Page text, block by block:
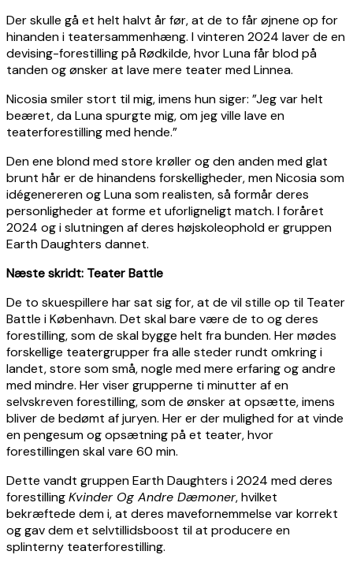
Der skulle gå et helt halvt år før, at de to får øjnene op for
hinanden i teatersammenhæng. I vinteren 2024 laver de en
devising-forestilling på Rødkilde, hvor Luna får blod på
tanden og ønsker at lave mere teater med Linnea.
Nicosia smiler stort til mig, imens hun siger: ”Jeg var helt
beæret, da Luna spurgte mig, om jeg ville lave en
teaterforestilling med hende.”
Den ene blond med store krøller og den anden med glat
brunt hår er de hinandens forskelligheder, men Nicosia som
idégenereren og Luna som realisten, så formår deres
personligheder at forme et uforligneligt match. I foråret
2024 og i slutningen af deres højskoleophold er gruppen
Earth Daughters dannet.
Næste skridt: Teater Battle
De to skuespillere har sat sig for, at de vil stille op til Teater
Battle i København. Det skal bare være de to og deres
forestilling, som de skal bygge helt fra bunden. Her mødes
forskellige teatergrupper fra alle steder rundt omkring i
landet, store som små, nogle med mere erfaring og andre
med mindre. Her viser grupperne ti minutter af en
selvskreven forestilling, som de ønsker at opsætte, imens
bliver de bedømt af juryen. Her er der mulighed for at vinde
en pengesum og opsætning på et teater, hvor
forestillingen skal vare 60 min.
Dette vandt gruppen Earth Daughters i 2024 med deres
forestillingKvinder Og Andre Dæmoner, hvilket
bekræftede dem i, at deres mavefornemmelse var korrekt
og gav dem et selvtillidsboost til at producere en
splinterny teaterforestilling.